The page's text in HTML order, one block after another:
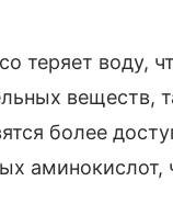
теряет воду,
веществ,
более
аминокислот,